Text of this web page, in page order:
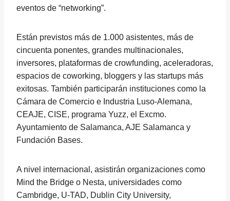
eventos de “networking”.
Están previstos más de 1.000 asistentes, más de
cincuenta ponentes, grandes multinacionales,
inversores, plataformas de crowfunding, aceleradoras,
espacios de coworking, bloggers y las startups más
exitosas. También participarán instituciones como la
Cámara de Comercio e Industria Luso-Alemana,
CEAJE, CISE, programa Yuzz, el Excmo.
Ayuntamiento de Salamanca, AJE Salamanca y
Fundación Bases.
A nivel internacional, asistirán organizaciones como
Mind the Bridge o Nesta, universidades como
Cambridge, U-TAD, Dublin City University,